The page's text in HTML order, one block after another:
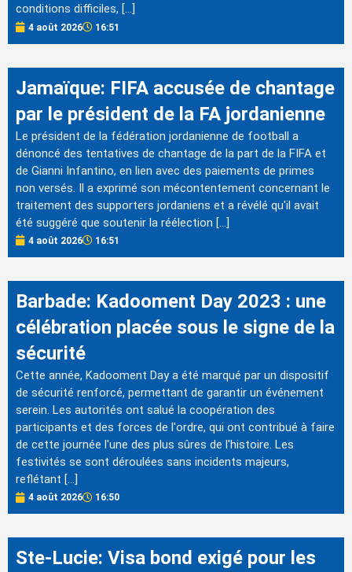
conditions difficiles, […]
4 août 2026 16:51
Jamaïque: FIFA accusée de chantage
par le président de la FA jordanienne
Le président de la fédération jordanienne de football a
dénoncé des tentatives de chantage de la part de la FIFA et
de Gianni Infantino, en lien avec des paiements de primes
non versés. Il a exprimé son mécontentement concernant le
traitement des supporters jordaniens et a révélé qu'il avait
été suggéré que soutenir la réélection […]
4 août 2026 16:51
Barbade: Kadooment Day 2023 : une
célébration placée sous le signe de la
sécurité
Cette année, Kadooment Day a été marqué par un dispositif
de sécurité renforcé, permettant de garantir un événement
serein. Les autorités ont salué la coopération des
participants et des forces de l'ordre, qui ont contribué à faire
de cette journée l'une des plus sûres de l'histoire. Les
festivités se sont déroulées sans incidents majeurs,
reflétant […]
4 août 2026 16:50
Ste-Lucie: Visa bond exigé pour les